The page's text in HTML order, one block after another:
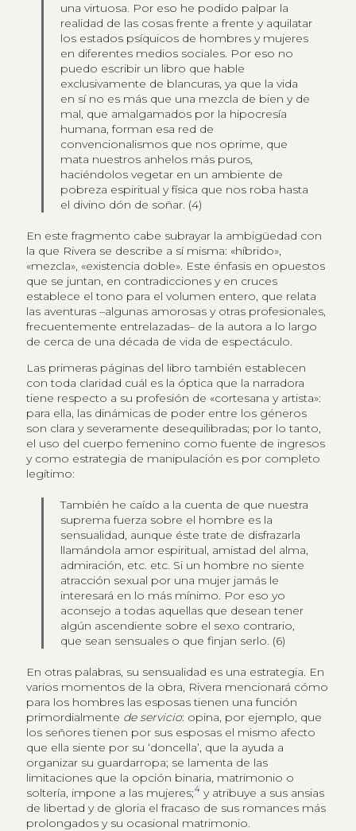
una virtuosa. Por eso he podido palpar la
realidad de las cosas frente a frente y aquilatar
los estados psíquicos de hombres y mujeres
en diferentes medios sociales. Por eso no
puedo escribir un libro que hable
exclusivamente de blancuras, ya que la vida
en sí no es más que una mezcla de bien y de
mal, que amalgamados por la hipocresía
humana, forman esa red de
convencionalismos que nos oprime, que
mata nuestros anhelos más puros,
haciéndolos vegetar en un ambiente de
pobreza espiritual y física que nos roba hasta
el divino dón de soñar. (4)
En este fragmento cabe subrayar la ambigüedad con
la que Rivera se describe a sí misma: «híbrido»,
«mezcla», «existencia doble». Este énfasis en opuestos
que se juntan, en contradicciones y en cruces
establece el tono para el volumen entero, que relata
las aventuras –algunas amorosas y otras profesionales,
frecuentemente entrelazadas– de la autora a lo largo
de cerca de una década de vida de espectáculo.
Las primeras páginas del libro también establecen
con toda claridad cuál es la óptica que la narradora
tiene respecto a su profesión de «cortesana y artista»:
para ella, las dinámicas de poder entre los géneros
son clara y severamente desequilibradas; por lo tanto,
el uso del cuerpo femenino como fuente de ingresos
y como estrategia de manipulación es por completo
legítimo:
También he caído a la cuenta de que nuestra
suprema fuerza sobre el hombre es la
sensualidad, aunque éste trate de disfrazarla
llamándola amor espiritual, amistad del alma,
admiración, etc. etc. Si un hombre no siente
atracción sexual por una mujer jamás le
interesará en lo más mínimo. Por eso yo
aconsejo a todas aquellas que desean tener
algún ascendiente sobre el sexo contrario,
que sean sensuales o que finjan serlo. (6)
En otras palabras, su sensualidad es una estrategia. En
varios momentos de la obra, Rivera mencionará cómo
para los hombres las esposas tienen una función
primordialmente de servicio: opina, por ejemplo, que
los señores tienen por sus esposas el mismo afecto
que ella siente por su ‘doncella’, que la ayuda a
organizar su guardarropa; se lamenta de las
limitaciones que la opción binaria, matrimonio o
soltería, impone a las mujeres;4y atribuye a sus ansias
de libertad y de gloria el fracaso de sus romances más
prolongados y su ocasional matrimonio.